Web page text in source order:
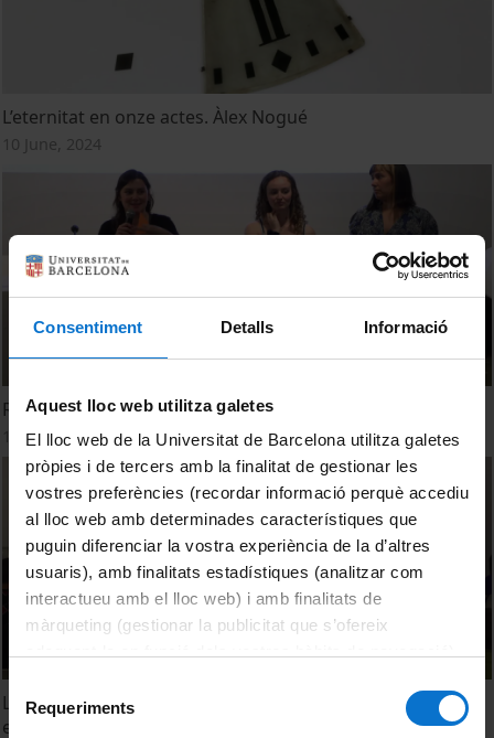
Consentiment Detalls Informació
Aquest lloc web utilitza galetes
El lloc web de la Universitat de Barcelona utilitza galetes
pròpies i de tercers amb la finalitat de gestionar les
vostres preferències (recordar informació perquè accediu
al lloc web amb determinades característiques que
puguin diferenciar la vostra experiència de la d’altres
usuaris), amb finalitats estadístiques (analitzar com
interactueu amb el lloc web) i amb finalitats de
màrqueting (gestionar la publicitat que s’ofereix
consultar laPolítica de galetes del lloc web de la
Selecció
de Requeriments
L’eternitat en onze actes. Àlex Nogué
10 June, 2024
Relatorio - Marta Reig, Gabriela Espinosa y Sílvia de Riba
18 May, 2024
La relación entre agentes/instituciones artísticas y
escuelas - Mesa redonda